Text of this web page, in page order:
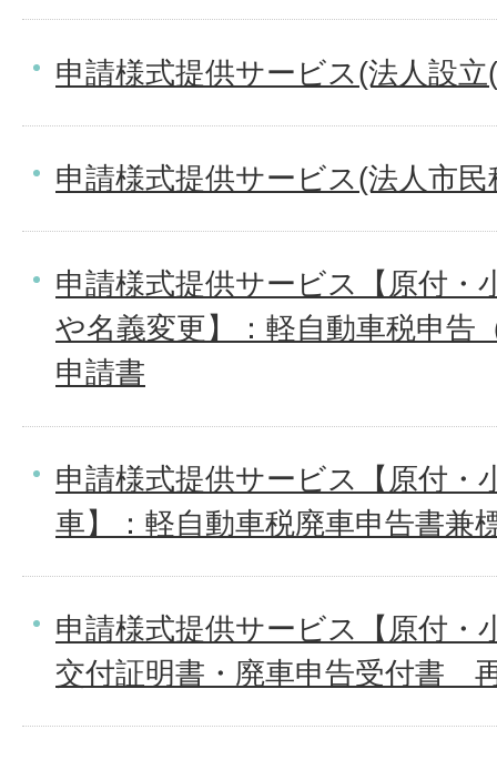
申請様式提供サービス(法人設
申請様式提供サービス(法人市民
申請様式提供サービス【原付・
や名義変更】：軽自動車税申告
申請書
申請様式提供サービス【原付・
車】：軽自動車税廃車申告書兼
申請様式提供サービス【原付・
交付証明書・廃車申告受付書＿